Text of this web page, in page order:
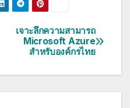
เจาะลึกความสามารถ
Microsoft Azure
สำหรับองค์กรไทย